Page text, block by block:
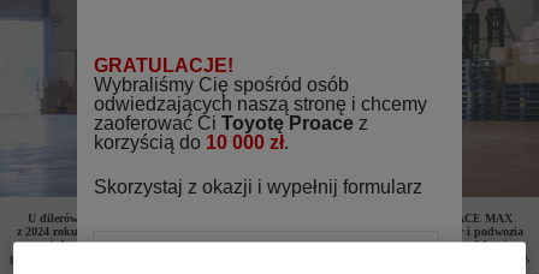
U dilerów Toyoty oraz w salonach Toyota Professional można zamówić model PROACE MAX
z 2024 roku produkcji w bardzo atrakcyjnych cenach. Ostatnie egzemplarze furgonów i podwozia
z pojedynczą kabiną zostały objęte rabatami do aż 44 000 zł. Pojazdy tes ą dostępne z 3-letnią
gwarancją (lub do 1 000 000 km). Do każdego modelu można dokupić też specjalistyczną zabudowę.